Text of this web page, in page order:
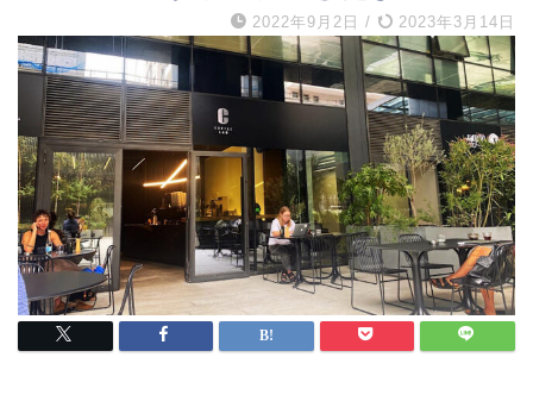
2022年9月2日 / 2023年3月14日